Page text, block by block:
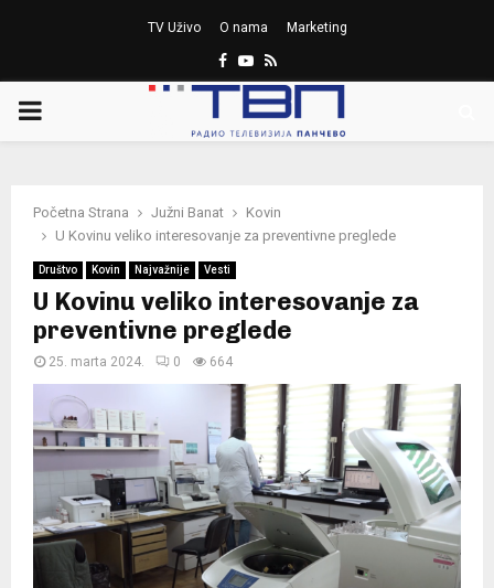
TV Uživo O nama Marketing
Facebook
Youtube
Rss
PRIMARY
Početna Strana Južni Banat
Kovin
U Kovinu veliko interesovanje za preventivne preglede
Društvo Kovin Najvažnije Vesti
U Kovinu veliko interesovanje za
preventivne preglede
25. marta 2024. 0 664